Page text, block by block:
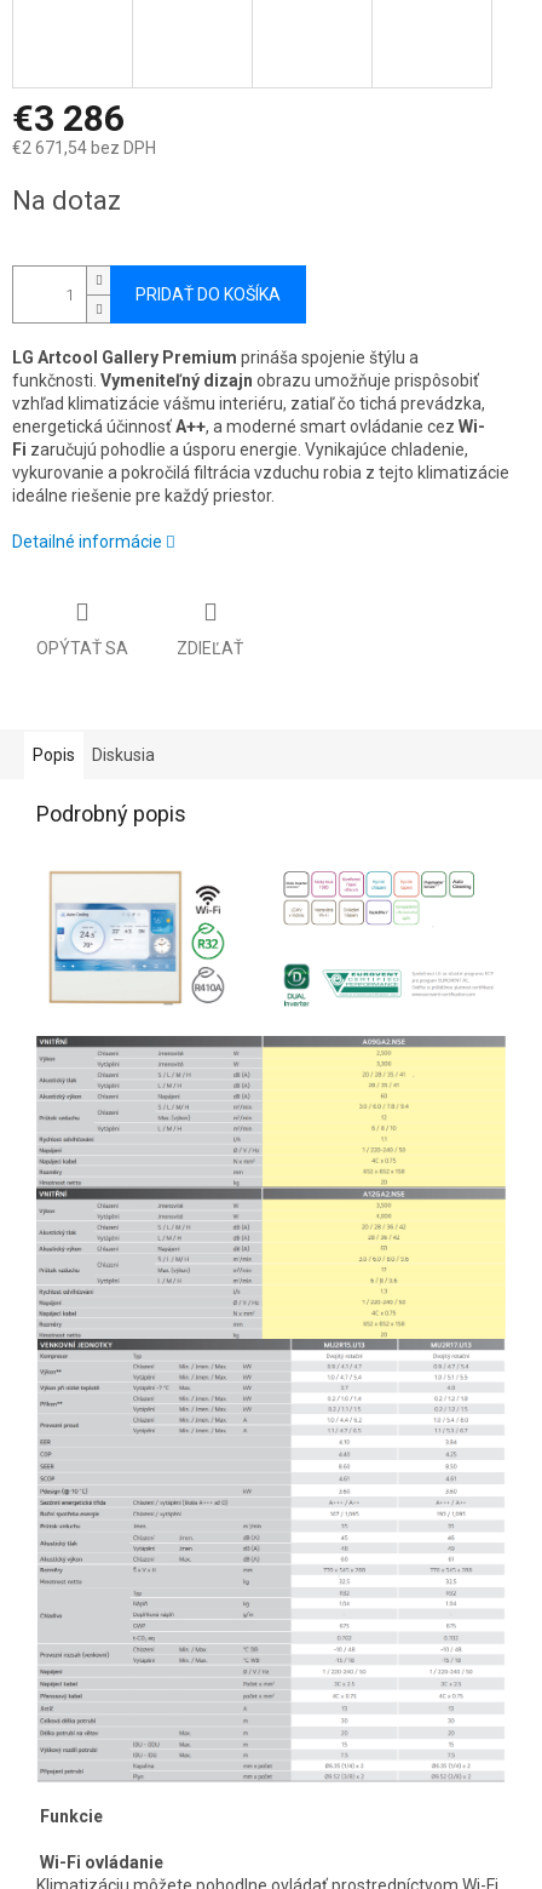
€3 286
€2 671,54 bez DPH
cena:
Na dotaz
PRIDAŤ DO KOŠÍKA
LG Artcool Gallery Premium prináša spojenie štýlu a
funkčnosti. Vymeniteľný dizajn obrazu umožňuje prispôsobiť
vzhľad klimatizácie vášmu interiéru, zatiaľ čo tichá prevádzka,
energetická účinnosťA++, a moderné smart ovládanie cez Wi-
Fi zaručujú pohodlie a úsporu energie. Vynikajúce chladenie,
vykurovanie a pokročilá filtrácia vzduchu robia z tejto klimatizácie
ideálne riešenie pre každý priestor.
Detailné informácie
OPÝTAŤ SA ZDIEĽAŤ
Popis Diskusia
Podrobný popis
Funkcie
Wi-Fi ovládanie